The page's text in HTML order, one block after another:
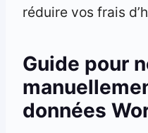
réduire vos frais
Guide pour
données